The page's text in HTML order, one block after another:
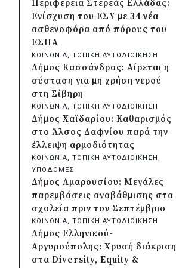
Κρήτης και ΙΤΕ για φοιτητικές
εστίες και υποδομές
πριν από μία μέρα
Δήμος Μετεώρων:
Ολοκληρώθηκε το νέο τοιχείο
αντιστήριξης στην είσοδο του
Σκεπαρίου
Δήμος Καισαριανής: Καταδίκη
για την απόπειρα
μπλοκαρίσματος φιλικού
αγώνα στο «Μ.
Κρητικόπουλος»
πριν από μία μέρα
Δήμος Πειραιά: Νέες
ασφαλτοστρώσεις σε Α΄ και Β΄
Δημοτική Κοινότητα με
πρόγραμμα 2 εκατ. ευρώ
πριν από μία μέρα
Η Marko Marković Orkestar
Περιφέρεια Στερεάς Ελλάδας:
Ενίσχυση του ΕΣΥ με 34 νέα
ασθενοφόρα από πόρους του
ΕΣΠΑ
ΚΟΙΝΩΝΙΑ, ΤΟΠΙΚΗ ΑΥΤΟΔΙΟΙΚΗΣΗ
Δήμος Κασσάνδρας: Αίρεται η
σύσταση για μη χρήση νερού
στη Σίβηρη
ΚΟΙΝΩΝΙΑ, ΤΟΠΙΚΗ ΑΥΤΟΔΙΟΙΚΗΣΗ
Δήμος Χαϊδαρίου: Καθαρισμός
στο Άλσος Δαφνίου παρά την
έλλειψη αρμοδιότητας
ΚΟΙΝΩΝΙΑ, ΤΟΠΙΚΗ ΑΥΤΟΔΙΟΙΚΗΣΗ
ΥΠΟΔΟΜΕΣ
Δήμος Αμαρουσίου: Μεγάλες
παρεμβάσεις αναβάθμισης στα
σχολεία πριν τον Σεπτέμβριο
ΚΟΙΝΩΝΙΑ, ΤΟΠΙΚΗ ΑΥΤΟΔΙΟΙΚΗΣΗ
Δήμος Ελληνικού-
Αργυρούπολης: Χρυσή διάκριση
στα Diversity, Equity &